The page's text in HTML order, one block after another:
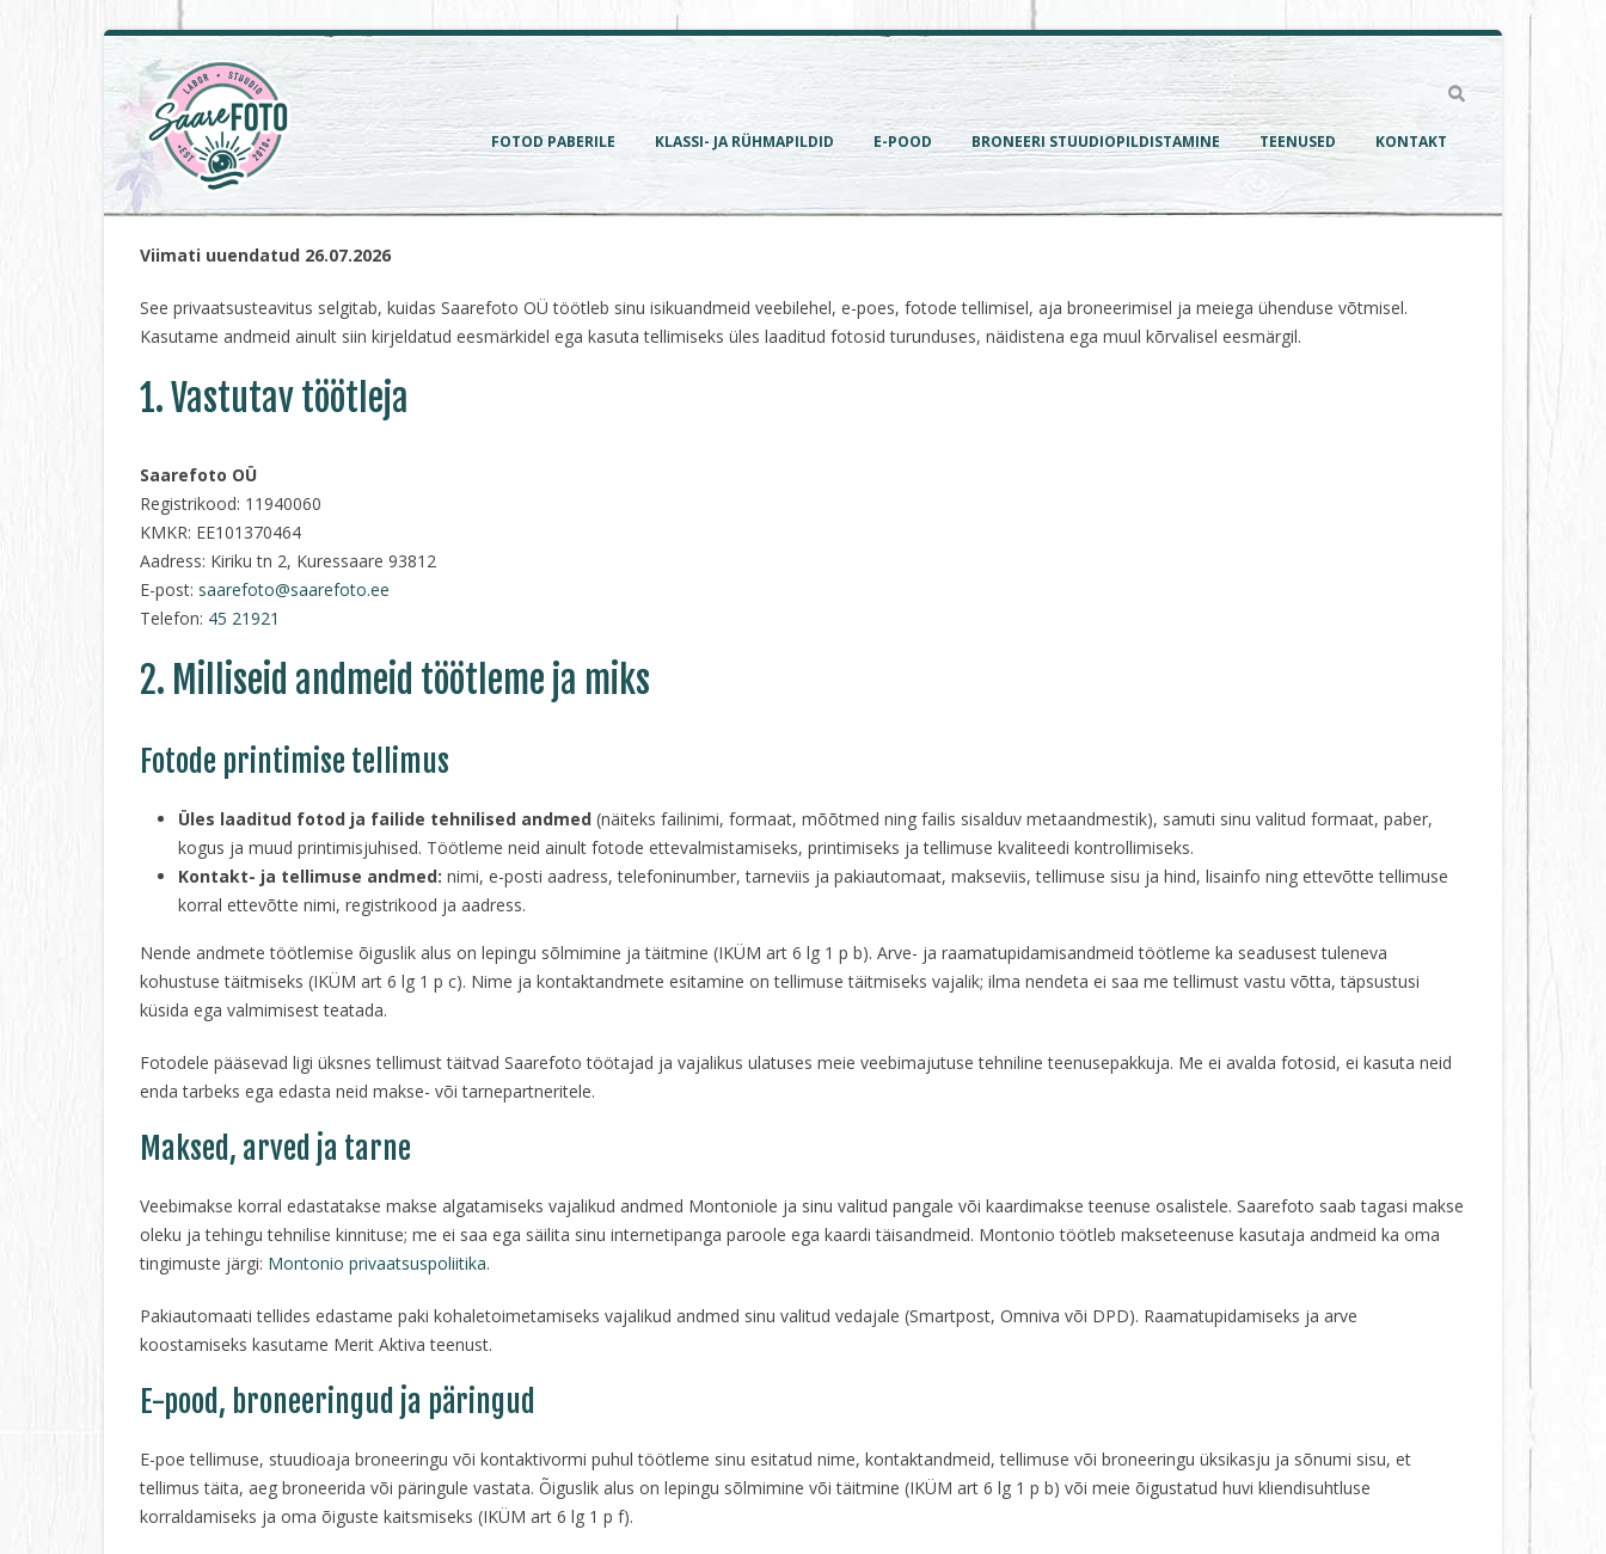
FOTOD PABERILE KLASSI- JA RÜHMAPILDID E-POOD BRONEERI STUUDIOPILDISTAMINE TEENUSED KONTAKT
Viimati uuendatud 26.07.2026
See privaatsusteavitus selgitab, kuidas Saarefoto OÜ töötleb sinu isikuandmeid veebilehel, e-poes, fotode tellimisel, aja broneerimisel ja meiega ühenduse võtmisel.
Kasutame andmeid ainult siin kirjeldatud eesmärkidel ega kasuta tellimiseks üles laaditud fotosid turunduses, näidistena ega muul kõrvalisel eesmärgil.
1. Vastutav töötleja
Saarefoto OÜ
Registrikood: 11940060
KMKR: EE101370464
Aadress: Kiriku tn 2, Kuressaare 93812
E-post: saarefoto@saarefoto.ee
Telefon: 45 21921
2. Milliseid andmeid töötleme ja miks
Fotode printimise tellimus
Üles laaditud fotod ja failide tehnilised andmed (näiteks failinimi, formaat, mõõtmed ning failis sisalduv metaandmestik), samuti sinu valitud formaat, paber,
kogus ja muud printimisjuhised. Töötleme neid ainult fotode ettevalmistamiseks, printimiseks ja tellimuse kvaliteedi kontrollimiseks.
Kontakt- ja tellimuse andmed: nimi, e-posti aadress, telefoninumber, tarneviis ja pakiautomaat, makseviis, tellimuse sisu ja hind, lisainfo ning ettevõtte tellimuse
korral ettevõtte nimi, registrikood ja aadress.
Nende andmete töötlemise õiguslik alus on lepingu sõlmimine ja täitmine (IKÜM art 6 lg 1 p b). Arve- ja raamatupidamisandmeid töötleme ka seadusest tuleneva
kohustuse täitmiseks (IKÜM art 6 lg 1 p c). Nime ja kontaktandmete esitamine on tellimuse täitmiseks vajalik; ilma nendeta ei saa me tellimust vastu võtta, täpsustusi
küsida ega valmimisest teatada.
Fotodele pääsevad ligi üksnes tellimust täitvad Saarefoto töötajad ja vajalikus ulatuses meie veebimajutuse tehniline teenusepakkuja. Me ei avalda fotosid, ei kasuta neid
enda tarbeks ega edasta neid makse- või tarnepartneritele.
Maksed, arved ja tarne
Veebimakse korral edastatakse makse algatamiseks vajalikud andmed Montoniole ja sinu valitud pangale või kaardimakse teenuse osalistele. Saarefoto saab tagasi makse
oleku ja tehingu tehnilise kinnituse; me ei saa ega säilita sinu internetipanga paroole ega kaardi täisandmeid. Montonio töötleb makseteenuse kasutaja andmeid ka oma
tingimuste järgi: Montonio privaatsuspoliitika.
Pakiautomaati tellides edastame paki kohaletoimetamiseks vajalikud andmed sinu valitud vedajale (Smartpost, Omniva või DPD). Raamatupidamiseks ja arve
koostamiseks kasutame Merit Aktiva teenust.
E-pood, broneeringud ja päringud
E-poe tellimuse, stuudioaja broneeringu või kontaktivormi puhul töötleme sinu esitatud nime, kontaktandmeid, tellimuse või broneeringu üksikasju ja sõnumi sisu, et
tellimus täita, aeg broneerida või päringule vastata. Õiguslik alus on lepingu sõlmimine või täitmine (IKÜM art 6 lg 1 p b) või meie õigustatud huvi kliendisuhtluse
korraldamiseks ja oma õiguste kaitsmiseks (IKÜM art 6 lg 1 p f).